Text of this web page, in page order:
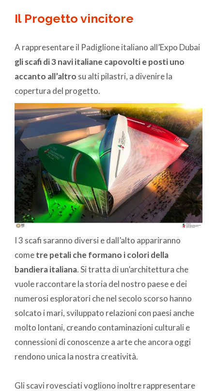
Il Progetto vincitore
A rappresentare il Padiglione italiano all’Expo Dubai
gli scafi di 3 navi italiane capovolti e posti uno
accanto all’altro su alti pilastri, a divenire la
copertura del progetto.
I 3 scafi saranno diversi e dall’alto appariranno
cometre petali che formano i colori della
bandiera italiana. Si tratta di un’architettura che
vuole raccontare la storia del nostro paese e dei
numerosi esploratori che nel secolo scorso hanno
solcato i mari, sviluppato relazioni con paesi anche
molto lontani, creando contaminazioni culturali e
connessioni di conoscenze a arte che ancora oggi
rendono unica la nostra creatività.
Gli scavi rovesciati vogliono inoltre rappresentare